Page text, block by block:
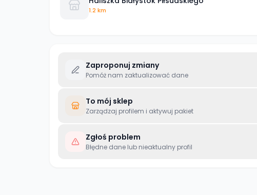
1.2 km
Zaproponuj zmiany
Pomóż nam zaktualizować dane
To mój sklep
Zarządzaj profilem i aktywuj pakiet
Zgłoś problem
Błędne dane lub nieaktualny profil